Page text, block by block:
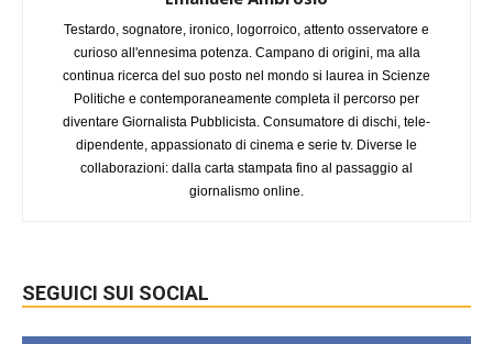
Testardo, sognatore, ironico, logorroico, attento osservatore e
curioso all'ennesima potenza. Campano di origini, ma alla
continua ricerca del suo posto nel mondo si laurea in Scienze
Politiche e contemporaneamente completa il percorso per
diventare Giornalista Pubblicista. Consumatore di dischi, tele-
dipendente, appassionato di cinema e serie tv. Diverse le
collaborazioni: dalla carta stampata fino al passaggio al
giornalismo online.
SEGUICI SUI SOCIAL